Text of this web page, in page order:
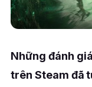
Những đánh
trên Steam đã